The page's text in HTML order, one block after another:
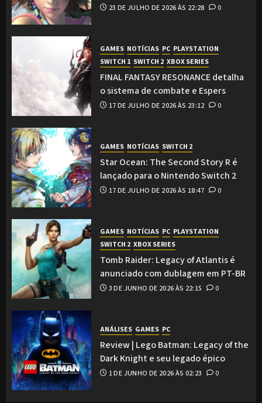
23 DE JULHO DE 2026 ÀS 22:28 0
GAMES NOTÍCIAS PC PLAYSTATION
SWITCH 1 SWITCH 2 XBOX SERIES
FINAL FANTASY RESONANCE detalha
o sistema de combate e Espers
17 DE JULHO DE 2026 ÀS 23:12 0
GAMES NOTÍCIAS SWITCH 2
Star Ocean: The Second Story R é
lançado para o Nintendo Switch 2
17 DE JULHO DE 2026 ÀS 18:47 0
GAMES NOTÍCIAS PC PLAYSTATION
SWITCH 2 XBOX SERIES
Tomb Raider: Legacy of Atlantis é
anunciado com dublagem em PT-BR
3 DE JUNHO DE 2026 ÀS 22:15 0
ANÁLISES GAMES PC
Review | Lego Batman: Legacy of the
Dark Knight e seu legado épico
1 DE JUNHO DE 2026 ÀS 02:23 0